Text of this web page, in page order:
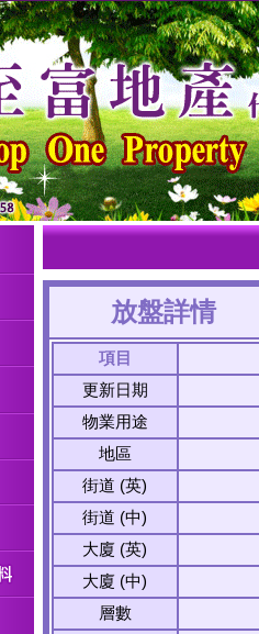
放盤詳情
項目
更新日期
物業用途
地區
街道 (英)
街道 (中)
大廈 (英)
大廈 (中)
層數